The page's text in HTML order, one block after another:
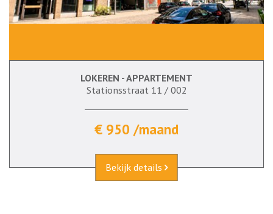
LOKEREN - APPARTEMENT
Stationsstraat 11 / 002
€ 950 /maand
Bekijk details